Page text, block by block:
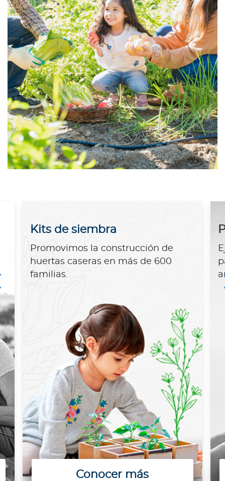
Kits de siembra
Promovimos la construcción de
huertas caseras en más de 600
familias.
Conocer más